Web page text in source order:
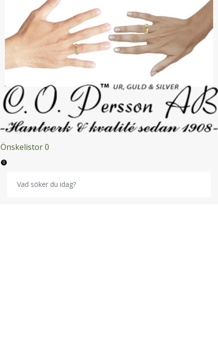
Önskelistor0
0